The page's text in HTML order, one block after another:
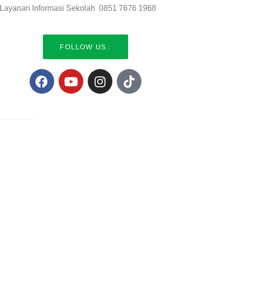
Layanan Informasi Sekolah 0851 7676 1968
FOLLOW US :